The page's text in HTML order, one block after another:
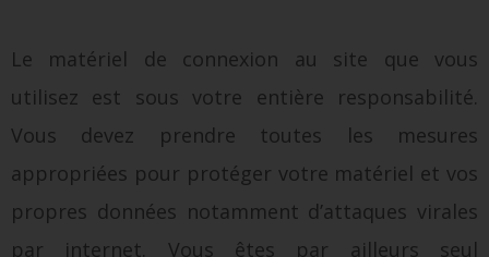
Le matériel de connexion au site que vous
utilisez est sous votre entière responsabilité.
Vous devez prendre toutes les mesures
appropriées pour protéger votre matériel et vos
propres données notamment d’attaques virales
par internet. Vous êtes par ailleurs seul